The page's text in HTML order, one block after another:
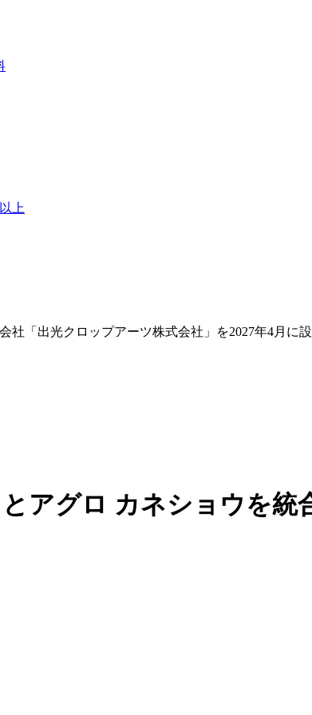
上
社「出光クロップアーツ株式会社」を2027年4月に
アグロ カネショウを統